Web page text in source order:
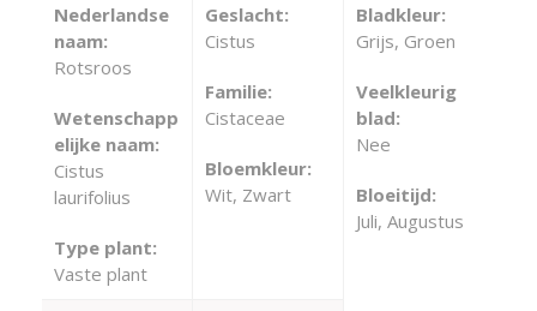
Nederlandse
naam:
Rotsroos
Wetenschapp
elijke naam:
Cistus
laurifolius
Type plant:
Vaste plant
Geslacht:
Cistus
Familie:
Cistaceae
Bloemkleur:
Wit, Zwart
Bladkleur:
Grijs, Groen
Veelkleurig
blad:
Nee
Bloeitijd:
Juli, Augustus